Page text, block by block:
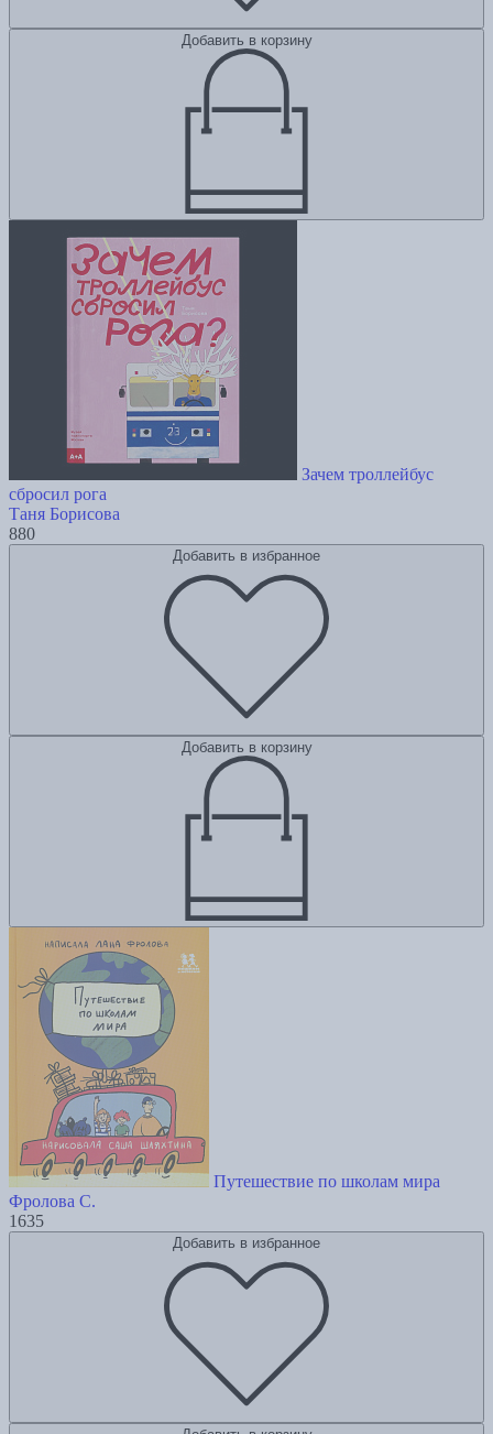
Добавить в корзину
Зачем троллейбус
сбросил рога
Таня Борисова
880
Добавить в избранное
Добавить в корзину
Путешествие по школам мира
Фролова С.
1635
Добавить в избранное